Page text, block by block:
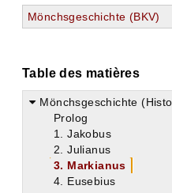
Mönchsgeschichte (BKV)
Table des matières
Mönchsgeschichte
Prolog
1. Jakobus
2. Julianus
3. Markianus
4. Eusebius